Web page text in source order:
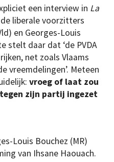
een interview in La
liberale voorzitters
en Georges-Louis
stelt daar dat ‘de PVDA
net ­zoals Vlaams
vreemdelingen’. Meteen
vroeg of laat zou
zijn partij ingezet
Louis Bouchez (MR)
van Ihsane Haouach.